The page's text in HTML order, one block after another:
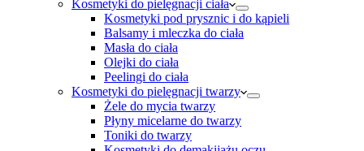
Kosmetyki do pielęgnacji ciała
Kosmetyki pod prysznic i do kąpieli
Balsamy i mleczka do ciała
Masła do ciała
Olejki do ciała
Peelingi do ciała
Kosmetyki do pielęgnacji twarzy
Żele do mycia twarzy
Płyny micelarne do twarzy
Toniki do twarzy